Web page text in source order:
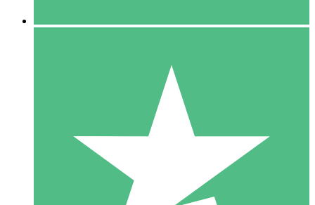
US$1500
10 Download
20